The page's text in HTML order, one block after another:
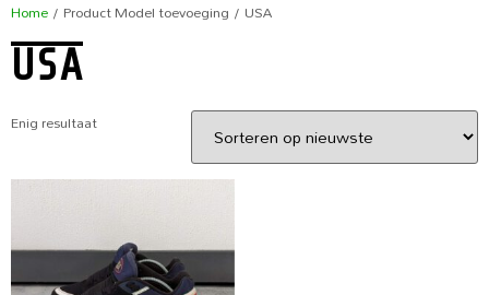
Home/ Product Model toevoeging / USA
USA
Enig resultaat